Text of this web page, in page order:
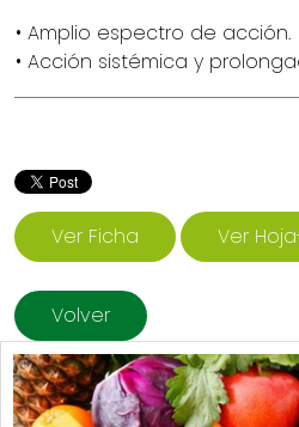
• Amplio espectro de acción.
• Acción sistémica y
Ver Ficha Ver
Volver